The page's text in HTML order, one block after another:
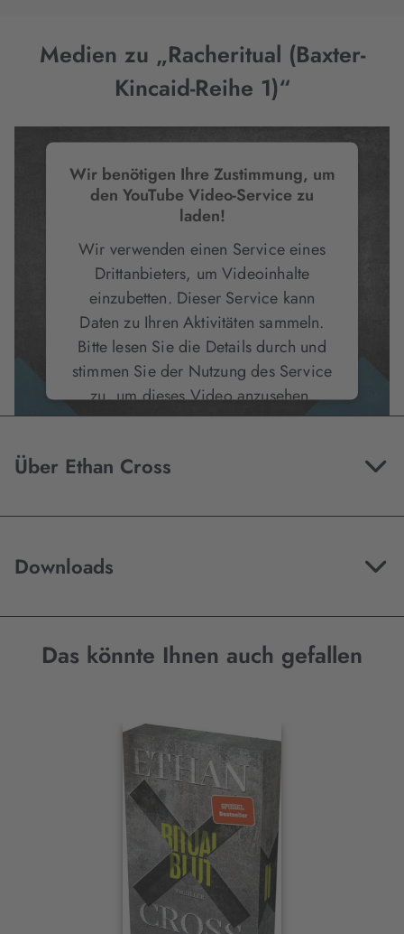
Medien zu „Racheritual (Baxter-
Kincaid-Reihe 1)“
Wir benötigen Ihre Zustimmung, um
den YouTube Video-Service zu
laden!
Wir verwenden einen Service eines
Drittanbieters, um Videoinhalte
einzubetten. Dieser Service kann
Daten zu Ihren Aktivitäten sammeln.
Bitte lesen Sie die Details durch und
stimmen Sie der Nutzung des Service
zu, um dieses Video anzusehen.
Mehr Informationen
Akzeptieren
Über Ethan Cross
Downloads
Das könnte Ihnen auch gefallen
Interaktives